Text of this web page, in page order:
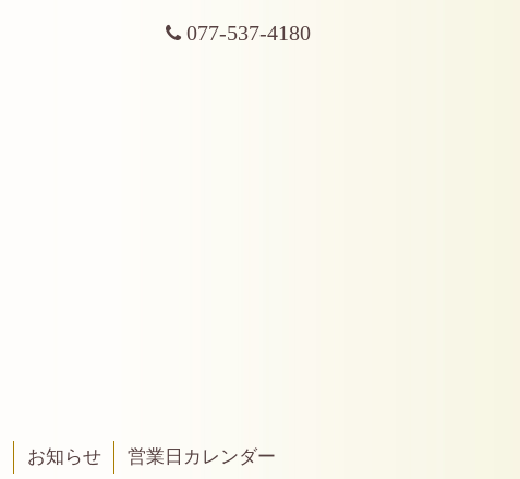
077-537-4180
お知らせ 営業日カレンダー